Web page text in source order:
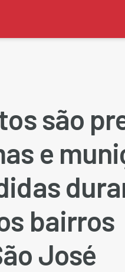
são
e
bairros
José